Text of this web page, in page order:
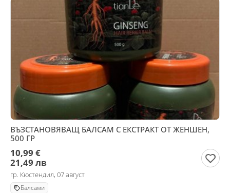
ВЪЗСТАНОВЯВАЩ БАЛСАМ С ЕКСТРАКТ ОТ ЖЕНШЕН,
500 ГР
10,99 €
21,49 лв
гр. Кюстендил, 07 август
Балсами